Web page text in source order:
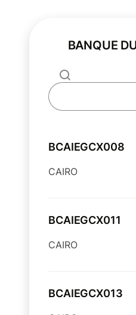
BANQUE
BCAIEGCX008
CAIRO
BCAIEGCX011
CAIRO
BCAIEGCX013